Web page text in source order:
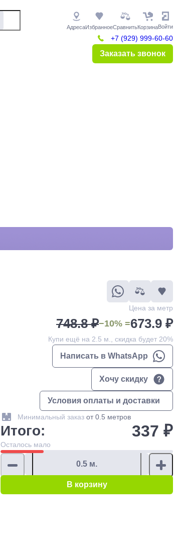
АдресаИзбранноеСравнитьКорзинаВойти
+7 (929) 999-60-60
Заказать звонок
Цена за метр
748.8 ₽−10% =673.9 ₽
Купи ещё на 2.5 м., скидка будет 20%
Написать в WhatsApp
Хочу скидку
Условия оплаты и доставки
Минимальный заказот 0.5 метров
Итого: 337 ₽
Осталось мало
В корзину